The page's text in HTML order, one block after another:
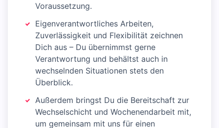
Voraussetzung.
Eigenverantwortliches Arbeiten,
Zuverlässigkeit und Flexibilität zeichnen
Dich aus – Du übernimmst gerne
Verantwortung und behältst auch in
wechselnden Situationen stets den
Überblick.
Außerdem bringst Du die Bereitschaft zur
Wechselschicht und Wochenendarbeit mit,
um gemeinsam mit uns für einen